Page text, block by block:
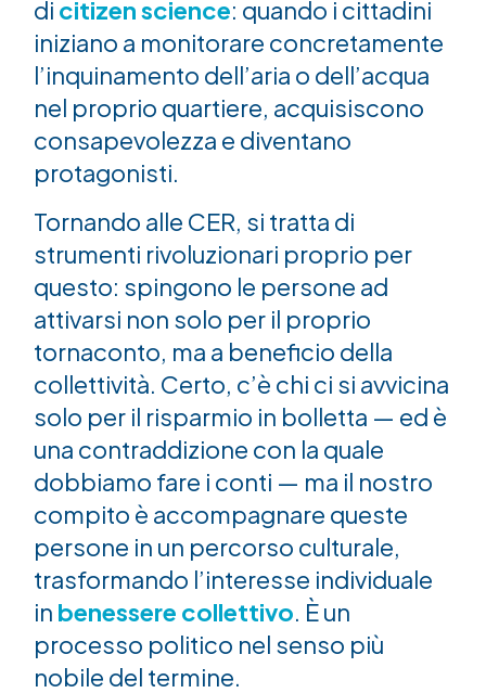
di citizen science: quando i cittadini
iniziano a monitorare concretamente
l’inquinamento dell’aria o dell’acqua
nel proprio quartiere, acquisiscono
consapevolezza e diventano
protagonisti.
Tornando alle CER, si tratta di
strumenti rivoluzionari proprio per
questo: spingono le persone ad
attivarsi non solo per il proprio
tornaconto, ma a beneficio della
collettività. Certo, c’è chi ci si avvicina
solo per il risparmio in bolletta — ed è
una contraddizione con la quale
dobbiamo fare i conti — ma il nostro
compito è accompagnare queste
persone in un percorso culturale,
trasformando l’interesse individuale
in benessere collettivo. È un
processo politico nel senso più
nobile del termine.